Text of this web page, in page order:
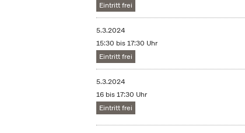
Eintritt frei
5.3.2024
15:30 bis 17:30 Uhr
Eintritt frei
5.3.2024
16 bis 17:30 Uhr
Eintritt frei